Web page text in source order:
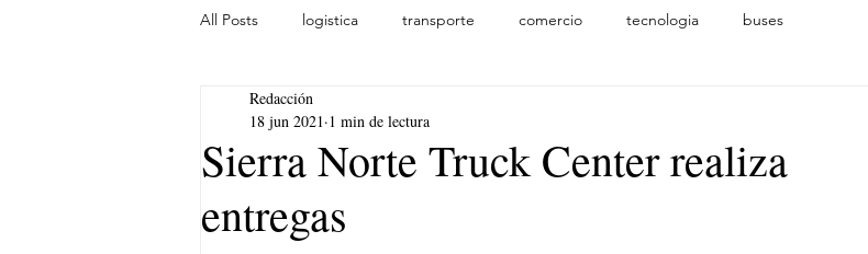
All Posts logistica transporte comercio tecnologia buses
lideres
Sierra Norte Truck Center realiza
entregas
Redacción
18 jun 2021 1 min de lectura